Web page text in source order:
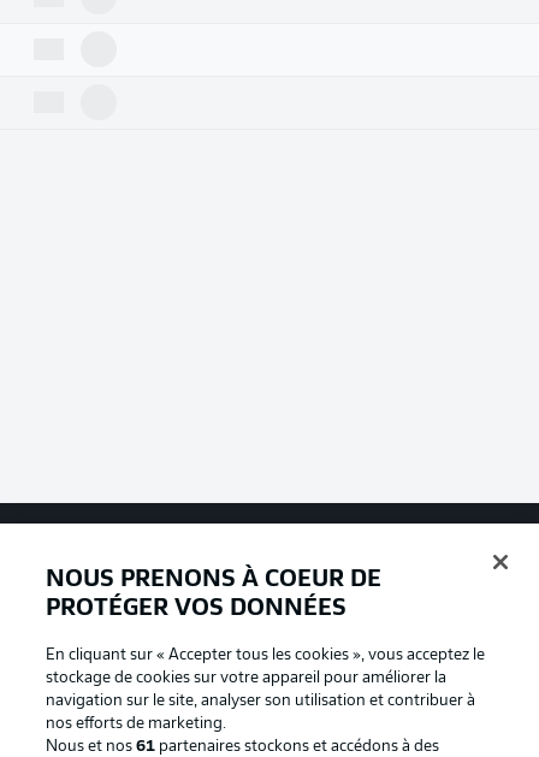
Football as it's meant to be
BUNDESLIGA APP
NOUS PRENONS À COEUR DE
PROTÉGER VOS DONNÉES
En cliquant sur « Accepter tous les cookies », vous acceptez le
stockage de cookies sur votre appareil pour améliorer la
navigation sur le site, analyser son utilisation et contribuer à
nos efforts de marketing.
Nous et nos61 partenaires stockons et accédons à des